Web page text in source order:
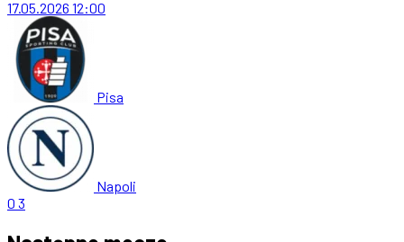
17.05.2026 12:00
Pisa
Napoli
0 3